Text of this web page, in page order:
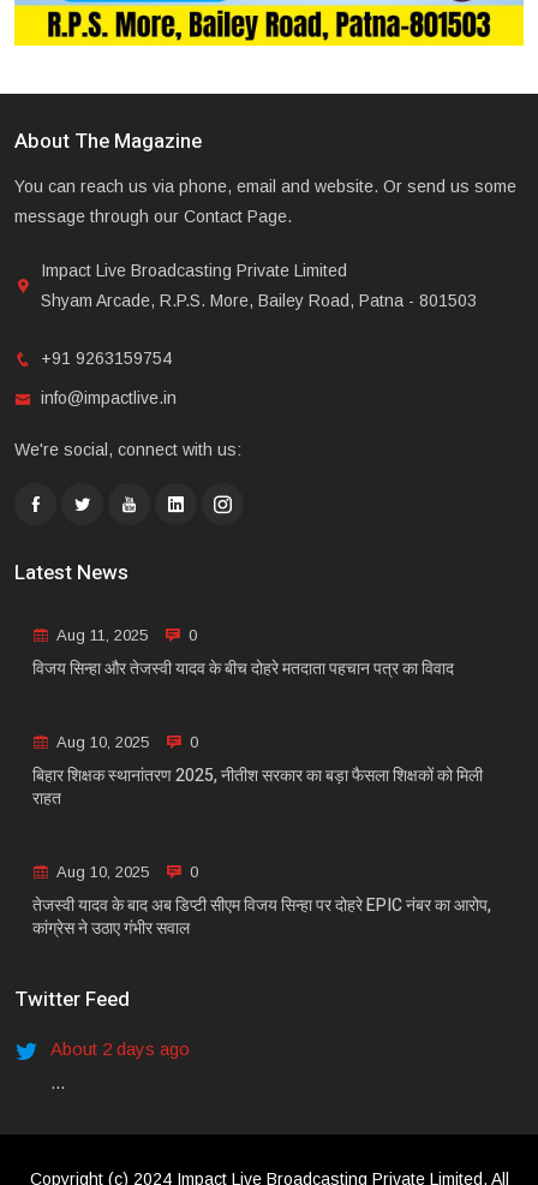
About The Magazine
You can reach us via phone, email and website. Or send us some
message through our Contact Page.
Impact Live Broadcasting Private Limited
Shyam Arcade, R.P.S. More, Bailey Road, Patna - 801503
+91 9263159754
info@impactlive.in
We're social, connect with us:
Latest News
Aug 11, 2025 0
विजय सिन्हा और तेजस्वी यादव के बीच दोहरे मतदाता पहचान पत्र का विवाद
Aug 10, 2025 0
बिहार शिक्षक स्थानांतरण 2025, नीतीश सरकार का बड़ा फैसला शिक्षकों को मिली
राहत
Aug 10, 2025 0
तेजस्वी यादव के बाद अब डिप्टी सीएम विजय सिन्हा पर दोहरे EPIC नंबर का आरोप,
कांग्रेस ने उठाए गंभीर सवाल
Twitter Feed
About 2 days ago
...
Copyright (c) 2024 Impact Live Broadcasting Private Limited. All